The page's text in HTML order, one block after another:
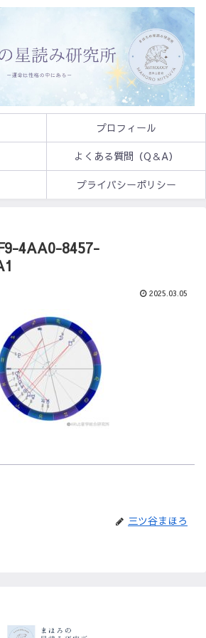
プロフィール
よくある質問（Q＆A）
プライバシーポリシー
4AA0-8457-
2025.03.05
三ツ谷まほろ